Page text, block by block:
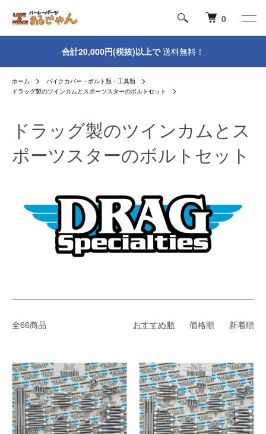
0
合計20,000円(税抜)以上で送料無料！
ホーム
バイクカバー・ボルト類・工具類
ドラッグ製のツインカムとスポーツスターのボルトセット
ドラッグ製のツインカムとス
ポーツスターのボルトセット
全66商品 おすすめ順 価格順 新着順